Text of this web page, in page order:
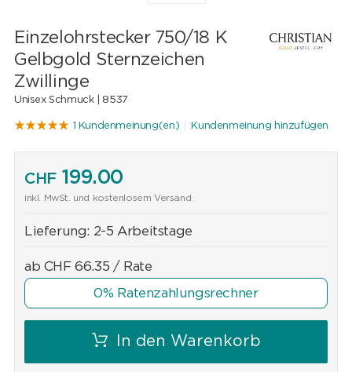
Einzelohrstecker 750/18 K
Gelbgold Sternzeichen
Zwillinge
Unisex Schmuck | 8537
1 Kundenmeinung(en) Kundenmeinung hinzufügen
CHF199.00
inkl. MwSt. und kostenlosem Versand
Lieferung: 2-5 Arbeitstage
ab CHF66.35 / Rate
0% Ratenzahlungsrechner
In den Warenkorb